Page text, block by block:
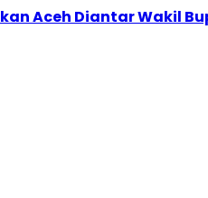
Aceh Diantar Wakil